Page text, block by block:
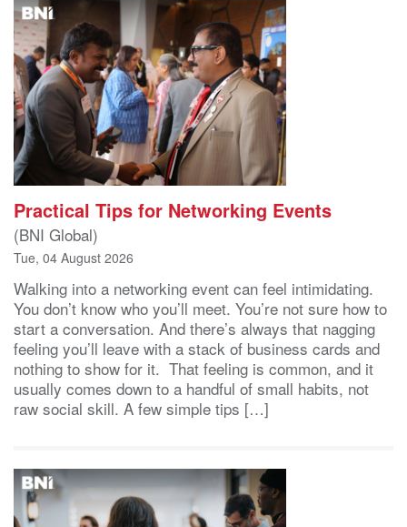
Practical Tips for Networking Events
(BNI Global)
Tue, 04 August 2026
Walking into a networking event can feel intimidating.
You don’t know who you’ll meet. You’re not sure how to
start a conversation. And there’s always that nagging
feeling you’ll leave with a stack of business cards and
nothing to show for it. That feeling is common, and it
usually comes down to a handful of small habits, not
raw social skill. A few simple tips […]